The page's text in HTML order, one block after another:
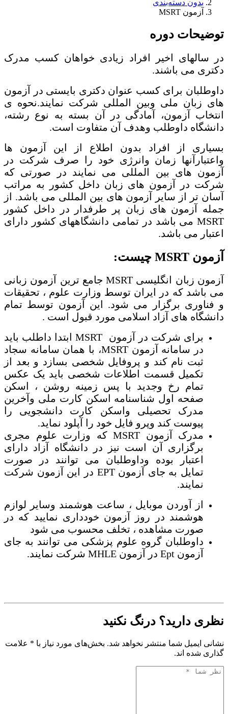
بدون دسته‌بندی
آزمون MSRT
توضیحات دوره
در سالهای اخیر افراد زیادی خواهان کسب مدرک
دکتری می باشند.
داوطلبان برای کسب عنوان دکتری بایستی در آزمون
های زبان ملی وبین المللی شرکت نمایند.نحوه ی
انتخاب آزمون، آمادگی در آن بسته به نوع رشته،
دانشگاه داوطلب وهدف آن متفاوت است.
بسیاری از افراد بدون اطلاع از این آزمون ها
واعتبارآنها زمان وانرژی خود را صرف شرکت در
آزمون های بین المللی می نمایند در صورتی که
شرکت در آزمون های زبان داخل کشور به مراتب
آسان تر از سایر آزمون های بین المللی می باشد. از
جمله آزمون های زبان پر طرفدار در داخل کشور
MSRT می باشد در تمامی دانشگاههای کشور دارای
اعتبار می باشد.
آزمون MSRT چیست:
آزمون زبان انگلیسی MSRT جامع ترین آزمون زبانی
می باشد که در ایران توسط وزارت علوم ، تحقیقات
و فناوری برگزار می شود. این آزمون توسط تمام
دانشگاه های آزاد اسلامی مورد قبول است .
برای شرکت در آزمون MSRT ابتدا داطلب باید
در سامانه آزمون MSRT، با همان سامانه سجاد
ثبت نام کند و پروفایل شخصی بسازد و بعد از
تکمیل قسمت اطلاعات شخصی باید یک عکس
تمام رخ وجدید با پس زمینه روشن ، اسکن
صفحه اول شناسنامه اسکن کارت ملی وآخرین
مدرک تحصیلی واسکن کارت دانشجویی را
پیوست کند وپرو فایل خود را آپلود نماید.
مدرک آزمون MSRT که وزارت علوم مجری
برگزاری آن است نیز در دانشگاه آزاد دارای
اعتبار بوده وداوطلبان می توانند در صورت
تمایل به جای آزمون EPT در این آزمون شرکت
نمایند.
از آوردن موبایل ، ساعت هوشمند وسایر لوازم
هوشمند در روز آزمون خودداری نمایید که در
صورت مشاهده ، تخلف محسوب می شود
داوطلبان گروه علوم پزشکی می توانند به جای
آزمون Ept در آزمون MHLE شرکت نمایند.
نظری دارید؟ درنگ نکنید
نشانی ایمیل شما منتشر نخواهد شد. بخش‌های مورد نیاز با * علامت
گذاری شده اند.